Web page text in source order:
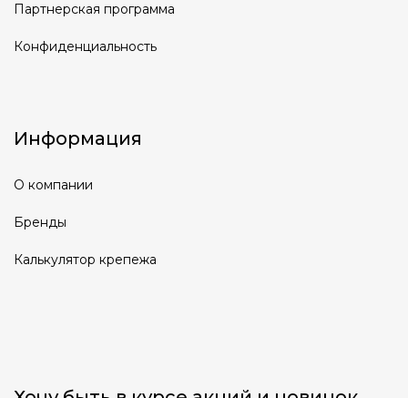
Партнерская программа
Конфиденциальность
Информация
О компании
Бренды
Калькулятор крепежа